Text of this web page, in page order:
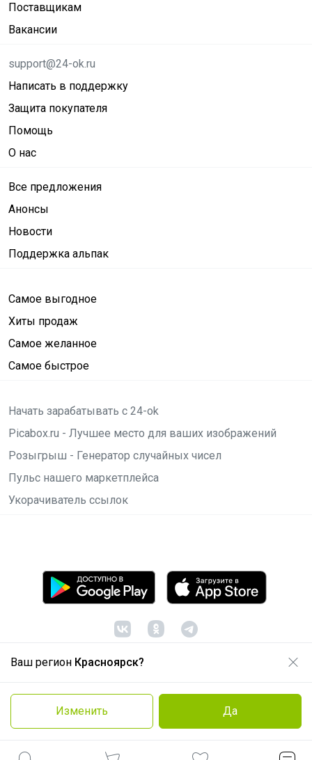
Ваш регион Красноярск?
Изменить Да
Поставщикам
Вакансии
support@24-ok.ru
Написать в поддержку
Защита покупателя
Помощь
О нас
Все предложения
Анонсы
Новости
Поддержка альпак
Самое выгодное
Хиты продаж
Самое желанное
Самое быстрое
Начать зарабатывать с 24-ok
Picabox.ru - Лучшее место для ваших изображений
Розыгрыш - Генератор случайных чисел
Пульс нашего маркетплейса
Укорачиватель ссылок
© ООО "Лявита", ОГРН 1122468054070, 2012 -2026
Политика конфиденциальности
Cоглашение пользователя